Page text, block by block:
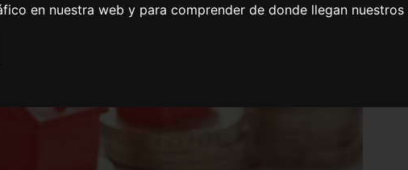
en nuestra web y para comprender de donde llegan